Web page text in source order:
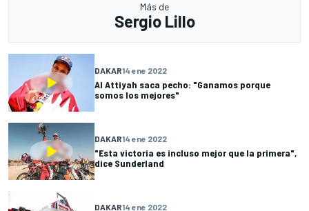
Más de
Sergio Lillo
DAKAR14 ene 2022
Al Attiyah saca pecho: "Ganamos porque
somos los mejores"
DAKAR14 ene 2022
"Esta victoria es incluso mejor que la primera",
dice Sunderland
DAKAR14 ene 2022